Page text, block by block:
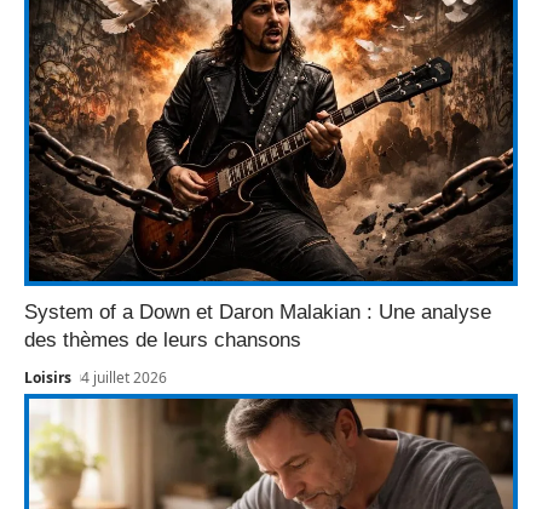
System of a Down et Daron Malakian : Une analyse
des thèmes de leurs chansons
Loisirs 4 juillet 2026